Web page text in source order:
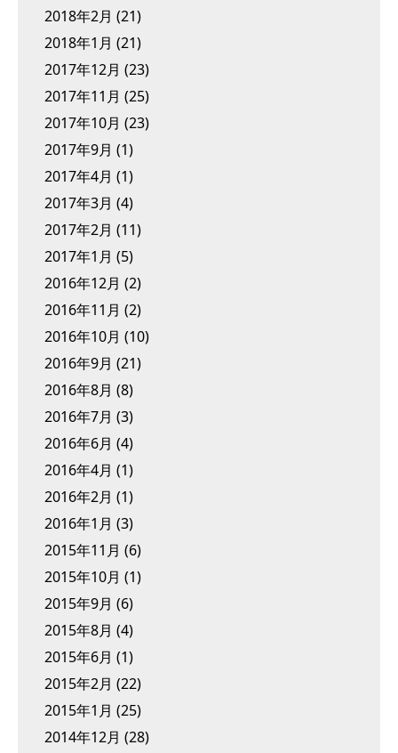
2018年2月 (21)
2018年1月 (21)
2017年12月 (23)
2017年11月 (25)
2017年10月 (23)
2017年9月 (1)
2017年4月 (1)
2017年3月 (4)
2017年2月 (11)
2017年1月 (5)
2016年12月 (2)
2016年11月 (2)
2016年10月 (10)
2016年9月 (21)
2016年8月 (8)
2016年7月 (3)
2016年6月 (4)
2016年4月 (1)
2016年2月 (1)
2016年1月 (3)
2015年11月 (6)
2015年10月 (1)
2015年9月 (6)
2015年8月 (4)
2015年6月 (1)
2015年2月 (22)
2015年1月 (25)
2014年12月 (28)